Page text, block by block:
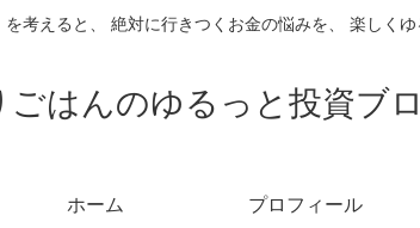
を考えると、 絶対に行きつくお金の悩みを、 楽しく
ごはんのゆるっと投資ブ
ホーム プロフィール